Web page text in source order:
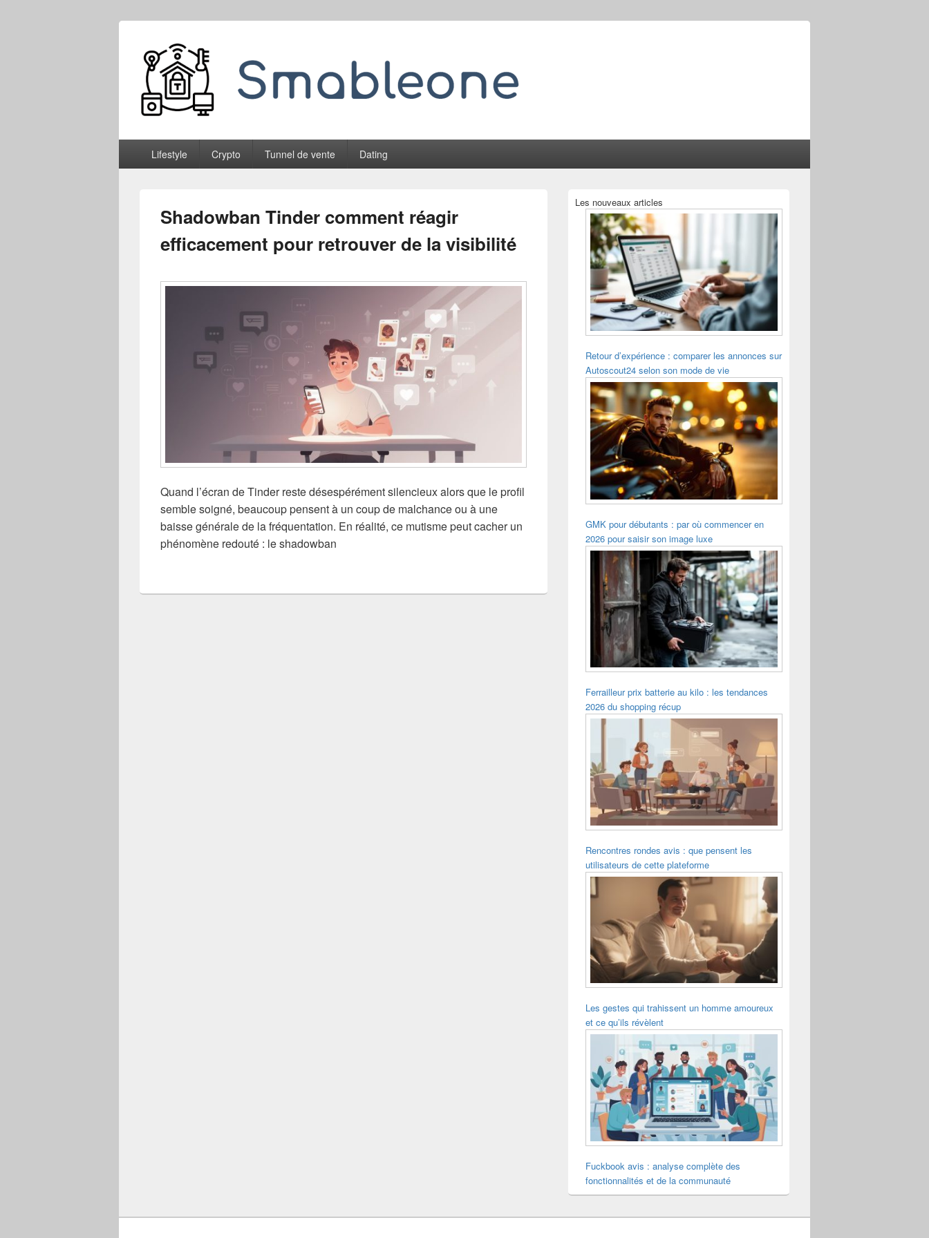
Smableone
principalLifestyle Crypto Tunnel de vente Dating
Shadowban Tinder comment réagir
efficacement pour retrouver de la visibilité
Quand l’écran de Tinder reste désespérément silencieux alors que le profil
semble soigné, beaucoup pensent à un coup de malchance ou à une
baisse générale de la fréquentation. En réalité, ce mutisme peut cacher un
phénomène redouté : le shadowban
principale
widget
latérale
Les nouveaux articles
Retour d’expérience : comparer les annonces sur
Autoscout24 selon son mode de vie
GMK pour débutants : par où commencer en
2026 pour saisir son image luxe
Ferrailleur prix batterie au kilo : les tendances
2026 du shopping récup
Rencontres rondes avis : que pensent les
utilisateurs de cette plateforme
Les gestes qui trahissent un homme amoureux
et ce qu’ils révèlent
Fuckbook avis : analyse complète des
fonctionnalités et de la communauté